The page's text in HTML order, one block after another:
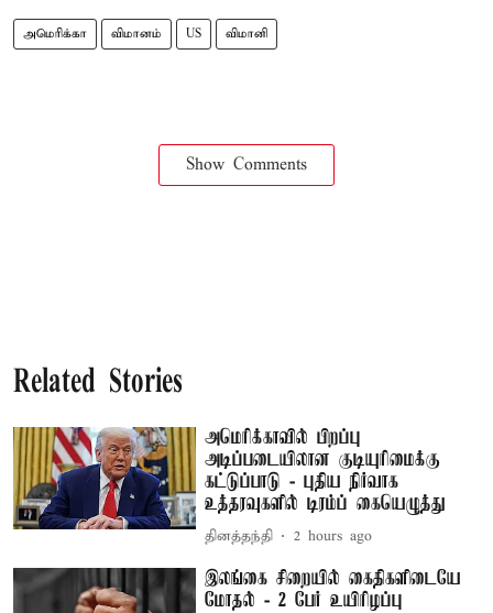
அமெரிக்கா விமானம் US விமானி
Show Comments
Related Stories
அமெரிக்காவில் பிறப்பு
அடிப்படையிலான குடியுரிமைக்கு
கட்டுப்பாடு - புதிய நிர்வாக
உத்தரவுகளில் டிரம்ப் கையெழுத்து
தினத்தந்தி 2 hours ago
இலங்கை சிறையில் கைதிகளிடையே
மோதல் - 2 பேர் உயிரிழப்பு